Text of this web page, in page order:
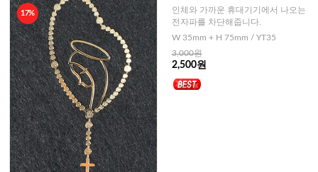
17%
트묵주와 성모님
인체와 가까운 휴대기기에서 나오는
전자파를 차단해줍니다.
W 35mm + H 75mm / YT35
3,000원
2,500원